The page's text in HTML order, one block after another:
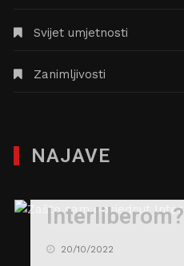
Svijet umjetnosti
Zanimljivosti
NAJAVE
Interliberom?
20/10/2022